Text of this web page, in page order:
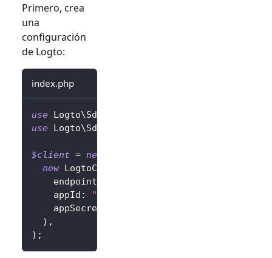
Primero, crea
una
configuración
de Logto:
index.php
use Logto\Sdk
use Logto\Sdk
$client = new
new LogtoConfig
endpoint
appId : "replace-with-your-app-id"
appSecret
) ,
) ;